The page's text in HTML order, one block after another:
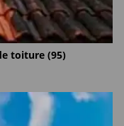
toiture (95)